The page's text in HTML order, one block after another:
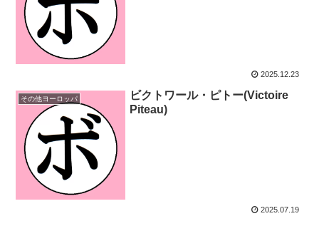
2025.12.23
その他ヨーロッパ
ビクトワール・ピトー(Victoire
Piteau)
2025.07.19